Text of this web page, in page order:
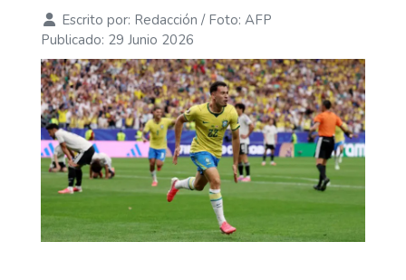
Escrito por: Redacción / Foto: AFP
Publicado: 29 Junio 2026